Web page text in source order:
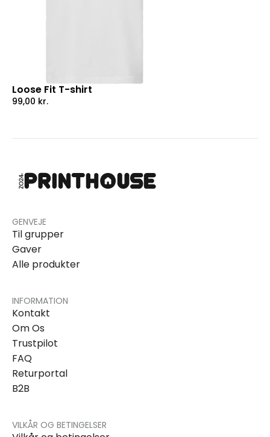
Loose Fit T-shirt
99,00 kr.
GENVEJE
Til grupper
Gaver
Alle produkter
INFORMATION
Kontakt
Om Os
Trustpilot
FAQ
Returportal
B2B
VILKÅR OG BETINGELSER